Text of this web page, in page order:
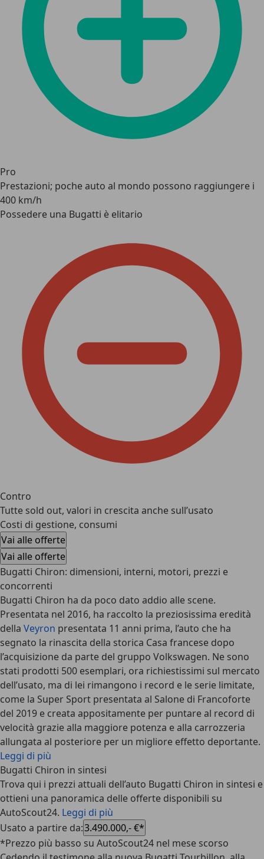
Pro
Prestazioni; poche auto al mondo possono raggiungere i
400 km/h
Possedere una Bugatti è elitario
Contro
Tutte sold out, valori in crescita anche sull’usato
Costi di gestione, consumi
Vai alle offerte
Vai alle offerte
Bugatti Chiron: dimensioni, interni, motori, prezzi e
concorrenti
Bugatti Chiron ha da poco dato addio alle scene.
Presentata nel 2016, ha raccolto la preziosissima eredità
della Veyron presentata 11 anni prima, l’auto che ha
segnato la rinascita della storica Casa francese dopo
l’acquisizione da parte del gruppo Volkswagen. Ne sono
stati prodotti 500 esemplari, ora richiestissimi sul mercato
dell’usato, ma di lei rimangono i record e le serie limitate,
come la Super Sport presentata al Salone di Francoforte
del 2019 e creata appositamente per puntare al record di
velocità grazie alla maggiore potenza e alla carrozzeria
allungata al posteriore per un migliore effetto deportante.
Leggi di più
Bugatti Chiron in sintesi
Trova qui i prezzi attuali dell’auto Bugatti Chiron in sintesi e
ottieni una panoramica delle offerte disponibili su
AutoScout24. Leggi di più
Usato a partire da:3.490.000,- €*
*Prezzo più basso su AutoScout24 nel mese scorso